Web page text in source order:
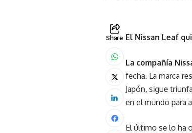
Share El Nissan Leaf
La compañía
fecha. La marca
Japón, sigue
en el mundo para
El último se lo ha